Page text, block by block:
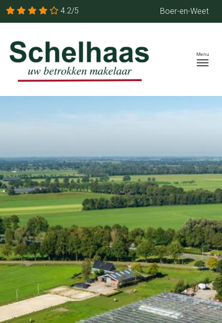
4.2/5 Boer-en-Weet